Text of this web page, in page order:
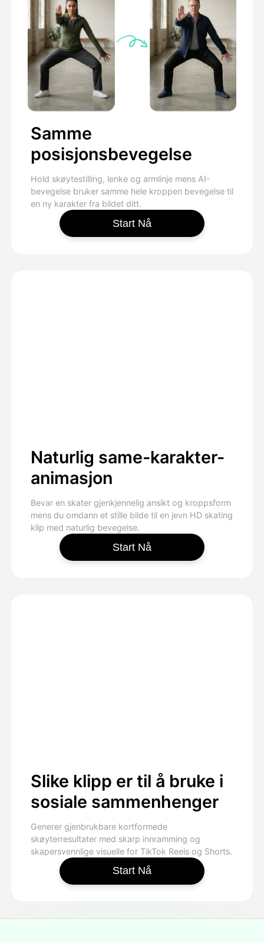
Samme
posisjonsbevegelse
Hold skøytestilling, lenke og armlinje mens AI-
bevegelse bruker samme hele kroppen bevegelse til
en ny karakter fra bildet ditt.
Start Nå
Naturlig same-karakter-
animasjon
Bevar en skater gjenkjennelig ansikt og kroppsform
mens du omdann et stille bilde til en jevn HD skating
klip med naturlig bevegelse.
Start Nå
Slike klipp er til å bruke i
sosiale sammenhenger
Generer gjenbrukbare kortformede
skøyterresultater med skarp innramming og
skapersvennlige visuelle for TikTok Reels og Shorts.
Start Nå